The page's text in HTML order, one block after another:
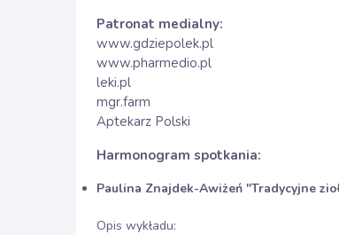
Patronat medialny:
www.gdziepolek.pl
www.pharmedio.pl
leki.pl
mgr.farm
Aptekarz Polski
Harmonogram spotkania:
Paulina Znajdek-Awiżeń "Tradycyjne
Opis wykładu: